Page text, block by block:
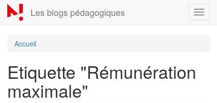
Aller
au
contenu
Les blogs pédagogiques
Accueil
Etiquette "Rémunération
maximale"